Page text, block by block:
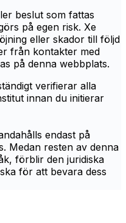
beslut som fattas
på egen risk. Xe
eller skador till följd
från kontakter med
på denna webbplats.
verifierar alla
innan du initierar
endast på
Medan resten av denna
förblir den juridiska
för att bevara dess